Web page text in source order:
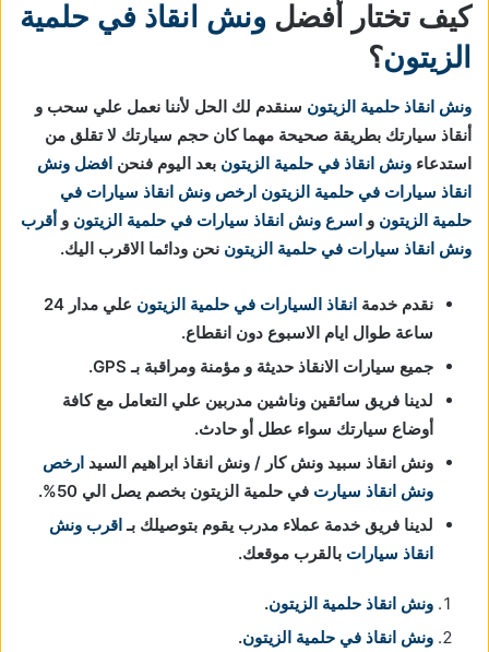
كيف تختار أفضل ونش انقاذ في حلمية
الزيتون؟
ونش انقاذ حلمية الزيتون سنقدم لك الحل لأننا نعمل علي سحب و
أنقاذ سيارتك بطريقة صحيحة مهما كان حجم سيارتك لا تقلق من
استدعاء ونش انقاذ في حلمية الزيتون بعد اليوم فنحن افضل ونش
انقاذ سيارات في حلمية الزيتون ارخص ونش انقاذ سيارات في
حلمية الزيتون و اسرع ونش انقاذ سيارات في حلمية الزيتون و أقرب
ونش انقاذ سيارات في حلمية الزيتون نحن ودائما الاقرب اليك.
نقدم خدمة انقاذ السيارات في حلمية الزيتون
علي مدار 24
ساعة طوال ايام الاسبوع دون انقطاع.
جميع سيارات الانقاذ حديثة و مؤمنة ومراقبة بـ GPS.
لدينا فريق سائقين وناشين مدربين علي التعامل مع كافة
أوضاع سيارتك سواء عطل أو حادث.
ونش انقاذ سبيد ونش كار / ونش انقاذ ابراهيم السيد ارخص
ونش انقاذ سيارت في حلمية الزيتون بخصم يصل الي 50%.
لدينا فريق خدمة عملاء مدرب يقوم بتوصيلك بـاقرب ونش
انقاذ سيارات بالقرب موقعك.
ونش انقاذ حلمية الزيتون.
ونش انقاذ في حلمية الزيتون.